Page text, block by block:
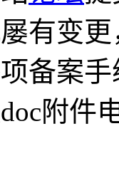
有变
备案
附件